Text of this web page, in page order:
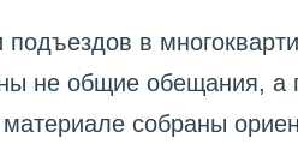
в
не общие обещания, а
собраны